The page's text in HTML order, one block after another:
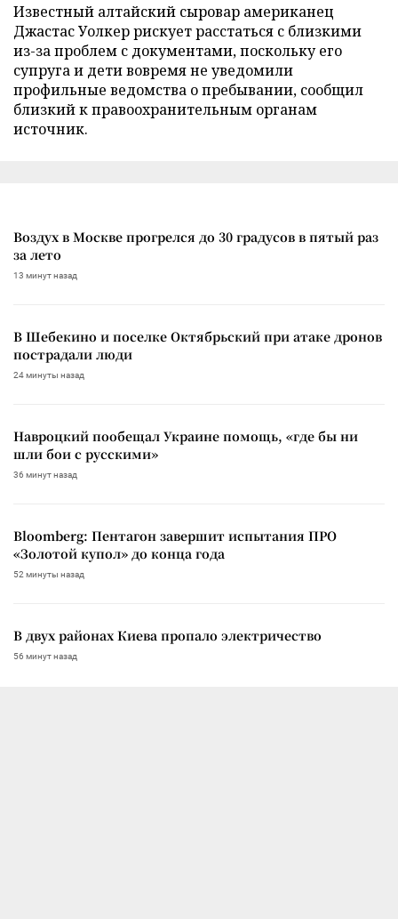
Известный алтайский сыровар американец
Джастас Уолкер рискует расстаться с близкими
из-за проблем с документами, поскольку его
супруга и дети вовремя не уведомили
профильные ведомства о пребывании, сообщил
близкий к правоохранительным органам
источник.
Воздух в Москве прогрелся до 30 градусов в пятый раз
за лето
13 минут назад
В Шебекино и поселке Октябрьский при атаке дронов
пострадали люди
24 минуты назад
Навроцкий пообещал Украине помощь, «где бы ни
шли бои с русскими»
36 минут назад
Bloomberg: Пентагон завершит испытания ПРО
«Золотой купол» до конца года
52 минуты назад
В двух районах Киева пропало электричество
56 минут назад